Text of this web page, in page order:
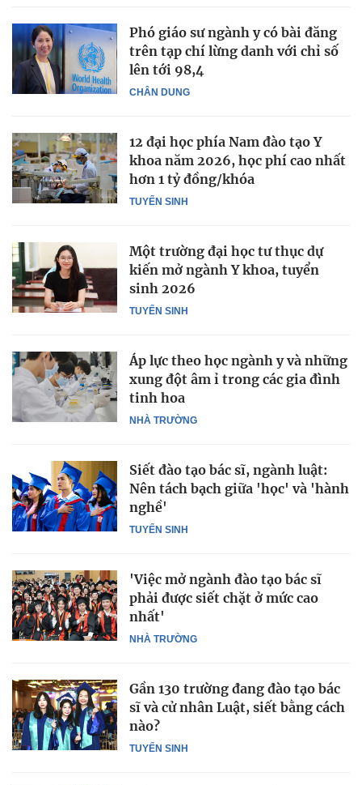
CHÂN DUNG
Phó giáo sư ngành y có bài đăng
trên tạp chí lừng danh với chỉ số
lên tới 98,4
TUYỂN SINH
12 đại học phía Nam đào tạo Y
khoa năm 2026, học phí cao nhất
hơn 1 tỷ đồng/khóa
TUYỂN SINH
Một trường đại học tư thục dự
kiến mở ngành Y khoa, tuyển
sinh 2026
NHÀ TRƯỜNG
Áp lực theo học ngành y và những
xung đột âm ỉ trong các gia đình
tinh hoa
TUYỂN SINH
Siết đào tạo bác sĩ, ngành luật:
Nên tách bạch giữa 'học' và 'hành
nghề'
NHÀ TRƯỜNG
'Việc mở ngành đào tạo bác sĩ
phải được siết chặt ở mức cao
nhất'
TUYỂN SINH
Gần 130 trường đang đào tạo bác
sĩ và cử nhân Luật, siết bằng cách
nào?